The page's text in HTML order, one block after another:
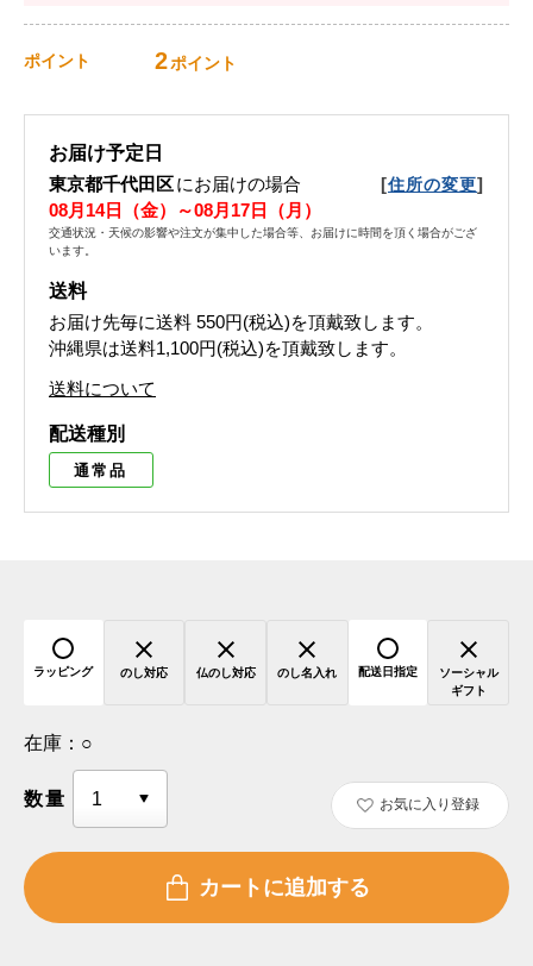
ポイント 2ポイント
お届け予定日
東京都千代田区にお届けの場合 [住所の変更]
08月14日（金）～08月17日（月）
交通状況・天候の影響や注文が集中した場合等、お届けに時間を頂く場合がござ
います。
送料
お届け先毎に送料 550円(税込)を頂戴致します。
沖縄県は送料1,100円(税込)を頂戴致します。
送料について
配送種別
通常品
ラッピング のし対応 仏のし対応 のし名入れ 配送日指定
ソーシャル
ギフト
在庫： ○
数量 お気に入り登録